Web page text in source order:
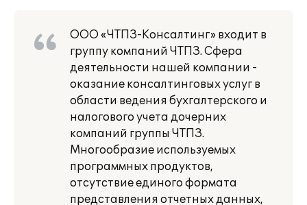
ООО «ЧТПЗ-Консалтинг» входит в
группу компаний ЧТПЗ. Сфера
деятельности нашей компании -
оказание консалтинговых услуг в
области ведения бухгалтерского и
налогового учета дочерних
компаний группы ЧТПЗ.
Многообразие используемых
программных продуктов,
отсутствие единого формата
представления отчетных данных,